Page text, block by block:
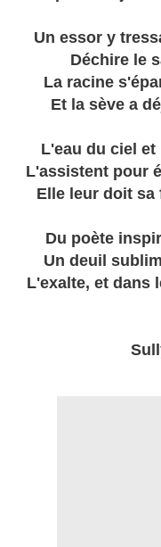
Un essor y
Déchire le
La racine
Et la sève a
L'eau du ciel et
L'assistent pour
Elle leur doit sa
Du poète
Un deuil
L'exalte, et dans